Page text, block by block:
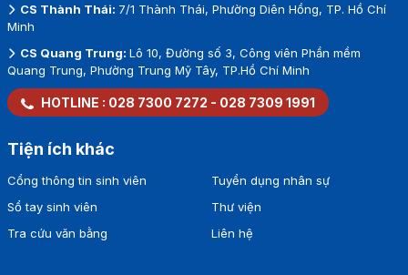
CS Thành Thái: 7/1 Thành Thái, Phường Diên Hồng, TP. Hồ Chí
Minh
CS Quang Trung: Lô 10, Đường số 3, Công viên Phần mềm
Quang Trung, Phường Trung Mỹ Tây, TP.Hồ Chí Minh
HOTLINE : 028 7300 7272 - 028 7309 1991
Tiện ích khác
Cổng thông tin sinh viên
Sổ tay sinh viên
Tra cứu văn bằng
Tuyển dụng nhân sự
Thư viện
Liên hệ